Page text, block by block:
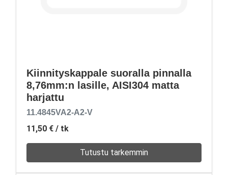
Kiinnityskappale suoralla pinnalla
8,76mm:n lasille, AISI304 matta
harjattu
11.4845VA2-A2-V
11,50 € / tk
Tutustu tarkemmin